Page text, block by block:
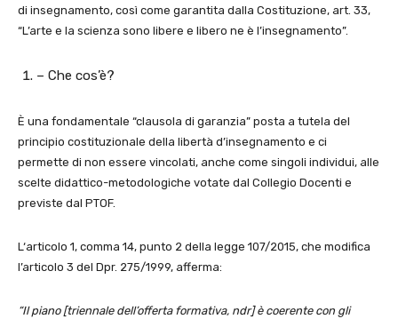
di insegnamento, così come garantita dalla Costituzione, art. 33,
“L’arte e la scienza sono libere e libero ne è l’insegnamento”.
– Che cos’è?
È una fondamentale “clausola di garanzia” posta a tutela del
principio costituzionale della libertà d’insegnamento e ci
permette di non essere vincolati, anche come singoli individui, alle
scelte didattico-metodologiche votate dal Collegio Docenti e
previste dal PTOF.
L‘articolo 1, comma 14, punto 2 della legge 107/2015, che modifica
l’articolo 3 del Dpr. 275/1999, afferma:
“Il piano [triennale dell’offerta formativa, ndr] è coerente con gli